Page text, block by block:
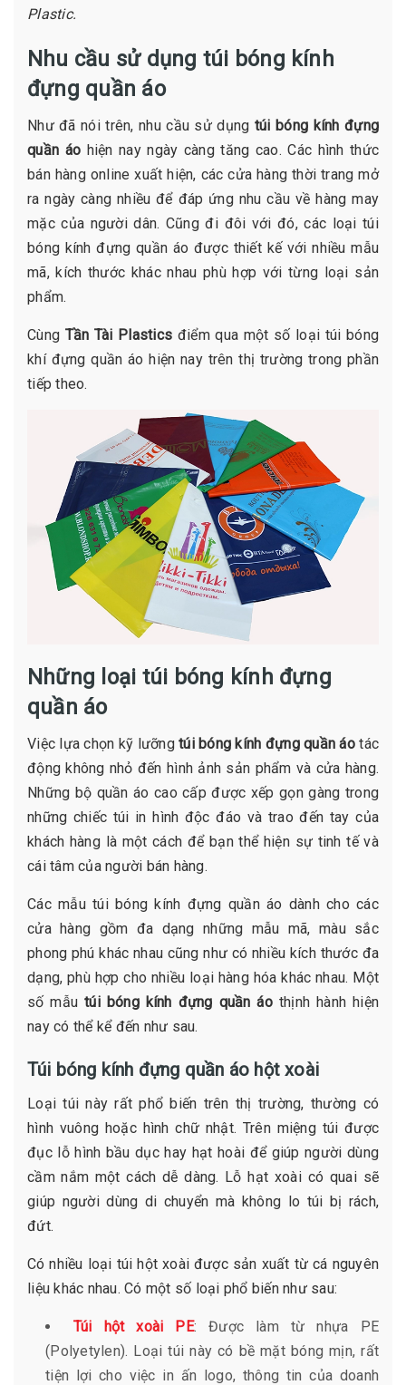
Plastic.
Nhu cầu sử dụng túi bóng kính
đựng quần áo
Như đã nói trên, nhu cầu sử dụng túi bóng kính đựng
quần áo hiện nay ngày càng tăng cao. Các hình thức
bán hàng online xuất hiện, các cửa hàng thời trang mở
ra ngày càng nhiều để đáp ứng nhu cầu về hàng may
mặc của người dân. Cũng đi đôi với đó, các loại túi
bóng kính đựng quần áo được thiết kế với nhiều mẫu
mã, kích thước khác nhau phù hợp với từng loại sản
phẩm.
Cùng Tần Tài Plastics điểm qua một số loại túi bóng
khí đựng quần áo hiện nay trên thị trường trong phần
tiếp theo.
Những loại túi bóng kính đựng
quần áo
Việc lựa chọn kỹ lưỡngtúi bóng kính đựng quần áotác
động không nhỏ đến hình ảnh sản phẩm và cửa hàng.
Những bộ quần áo cao cấp được xếp gọn gàng trong
những chiếc túi in hình độc đáo và trao đến tay của
khách hàng là một cách để bạn thể hiện sự tinh tế và
cái tâm của người bán hàng.
Các mẫu túi bóng kính đựng quần áo dành cho các
cửa hàng gồm đa dạng những mẫu mã, màu sắc
phong phú khác nhau cũng như có nhiều kích thước đa
dạng, phù hợp cho nhiều loại hàng hóa khác nhau. Một
số mẫu túi bóng kính đựng quần áo thịnh hành hiện
nay có thể kể đến như sau.
Túi bóng kính đựng quần áo hột xoài
Loại túi này rất phổ biến trên thị trường, thường có
hình vuông hoặc hình chữ nhật. Trên miệng túi được
đục lỗ hình bầu dục hay hạt hoài để giúp người dùng
cầm nắm một cách dễ dàng. Lỗ hạt xoài có quai sẽ
giúp người dùng di chuyển mà không lo túi bị rách,
đứt.
Có nhiều loại túi hột xoài được sản xuất từ cá nguyên
liệu khác nhau. Có một số loại phổ biến như sau:
Túi hột xoài PE: Được làm từ nhựa PE
(Polyetylen). Loại túi này có bề mặt bóng mịn, rất
tiện lợi cho việc in ấn logo, thông tin của doanh